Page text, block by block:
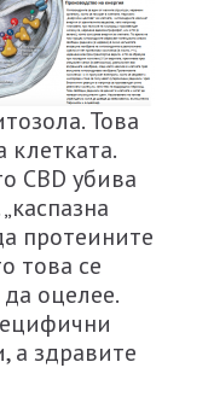
Това
CBD убива
протеините
това се
оцелее.
а здравите